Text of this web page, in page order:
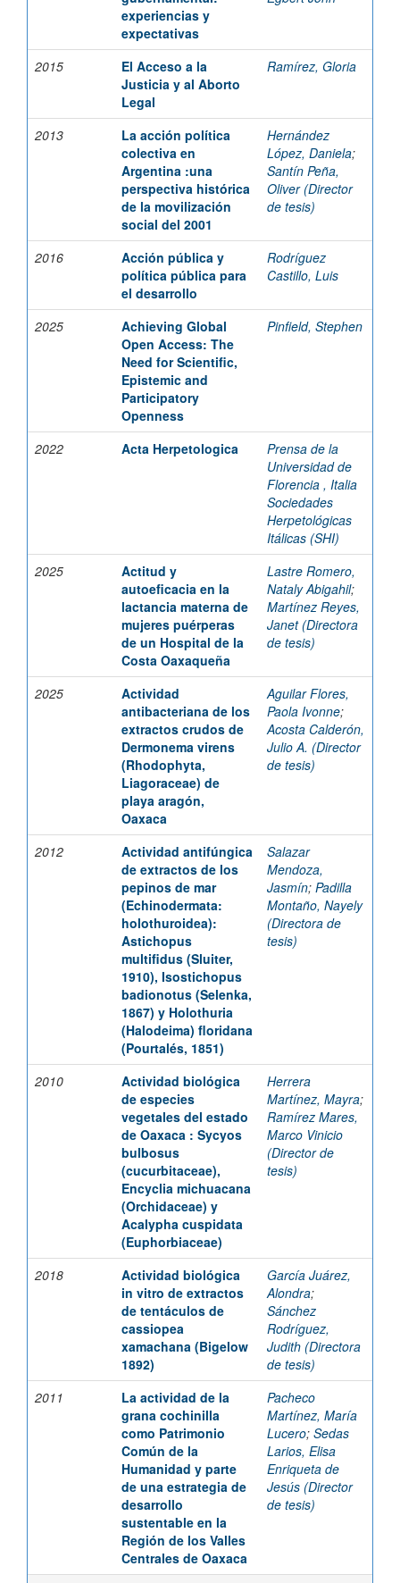
experiencias y
expectativas
2015
El Acceso a la
Justicia y al Aborto
Legal
Ramírez, Gloria
2013
La acción política
colectiva en
Argentina :una
perspectiva histórica
de la movilización
social del 2001
Hernández
López, Daniela;
Santín Peña,
Oliver (Director
de tesis)
2016
Acción pública y
política pública para
el desarrollo
Rodríguez
Castillo, Luis
2025
Achieving Global
Open Access: The
Need for Scientific,
Epistemic and
Participatory
Openness
Pinfield, Stephen
2022 Acta Herpetologica
Prensa de la
Universidad de
Florencia , Italia
Sociedades
Herpetológicas
Itálicas (SHI)
2025
Actitud y
autoeficacia en la
lactancia materna de
mujeres puérperas
de un Hospital de la
Costa Oaxaqueña
Lastre Romero,
Nataly Abigahil;
Martínez Reyes,
Janet (Directora
de tesis)
2025
Actividad
antibacteriana de los
extractos crudos de
Dermonema virens
(Rhodophyta,
Liagoraceae) de
playa aragón,
Oaxaca
Aguilar Flores,
Paola Ivonne;
Acosta Calderón,
Julio A. (Director
de tesis)
2012
Actividad antifúngica
de extractos de los
pepinos de mar
(Echinodermata:
holothuroidea):
Astichopus
multifidus (Sluiter,
1910), Isostichopus
badionotus (Selenka,
1867) y Holothuria
(Halodeima) floridana
(Pourtalés, 1851)
Salazar
Mendoza,
Jasmín; Padilla
Montaño, Nayely
(Directora de
tesis)
2010
Actividad biológica
de especies
vegetales del estado
de Oaxaca : Sycyos
bulbosus
(cucurbitaceae),
Encyclia michuacana
(Orchidaceae) y
Acalypha cuspidata
(Euphorbiaceae)
Herrera
Martínez, Mayra;
Ramírez Mares,
Marco Vinicio
(Director de
tesis)
2018
Actividad biológica
in vitro de extractos
de tentáculos de
cassiopea
xamachana (Bigelow
1892)
García Juárez,
Alondra;
Sánchez
Rodríguez,
Judith (Directora
de tesis)
2011
La actividad de la
grana cochinilla
como Patrimonio
Común de la
Humanidad y parte
de una estrategia de
desarrollo
sustentable en la
Región de los Valles
Centrales de Oaxaca
Pacheco
Martínez, María
Lucero; Sedas
Larios, Elisa
Enriqueta de
Jesús (Director
de tesis)